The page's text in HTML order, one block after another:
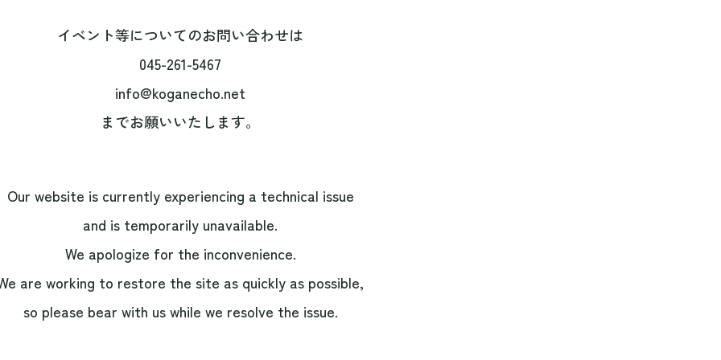
イベント等についてのお問い合わせは
045-261-5467
info@koganecho.net
までお願いいたします。
Our website is currently experiencing a technical issue
and is temporarily unavailable.
We apologize for the inconvenience.
are working to restore the site as quickly as possible,
so please bear with us while we resolve the issue.